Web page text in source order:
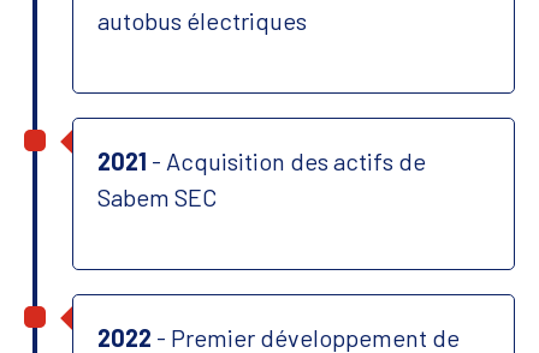
autobus électriques
2021 - Acquisition des actifs de
Sabem SEC
2022 - Premier développement de